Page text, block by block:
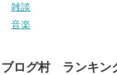
雑談
音楽
ブログ村 ランキン